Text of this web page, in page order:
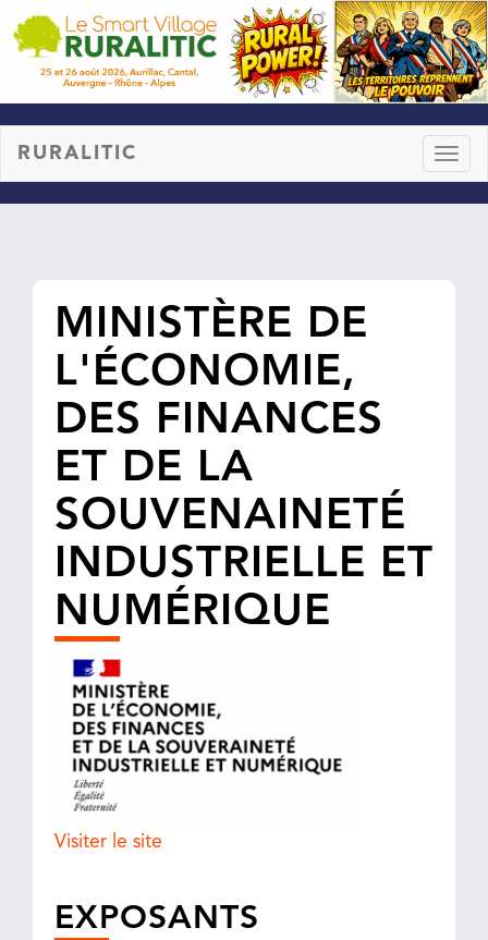
RURALITIC
MINISTÈRE DE
L'ÉCONOMIE,
DES FINANCES
ET DE LA
SOUVENAINETÉ
INDUSTRIELLE ET
NUMÉRIQUE
Visiter le site
EXPOSANTS